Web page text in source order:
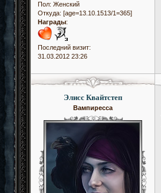
Пол: Женский
Откуда: [age=13.10.1513/1=365]
Награды:
Последний визит:
31.03.2012 23:26
Элисс Квайтстеп
Вампиресса